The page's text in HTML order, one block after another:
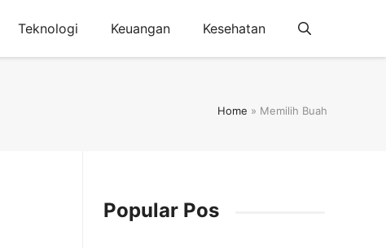
Teknologi Keuangan Kesehatan
Home » Memilih Buah
Popular Pos